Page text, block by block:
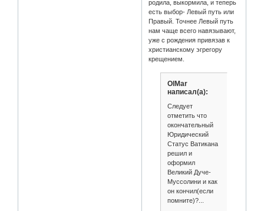
родила, выкормила, и теперь
есть выбор- Левый путь или
Правый. Точнее Левый путь
нам чаще всего навязывают,
уже с рождения привязав к
христианскому эгрегору
крещением.
OlMar
написал(а):
Следует
отметить что
окончательный
Юридический
Статус Ватикана
решил и
оформил
Великий Дуче-
Муссолини и как
он кончил(если
помните)?...